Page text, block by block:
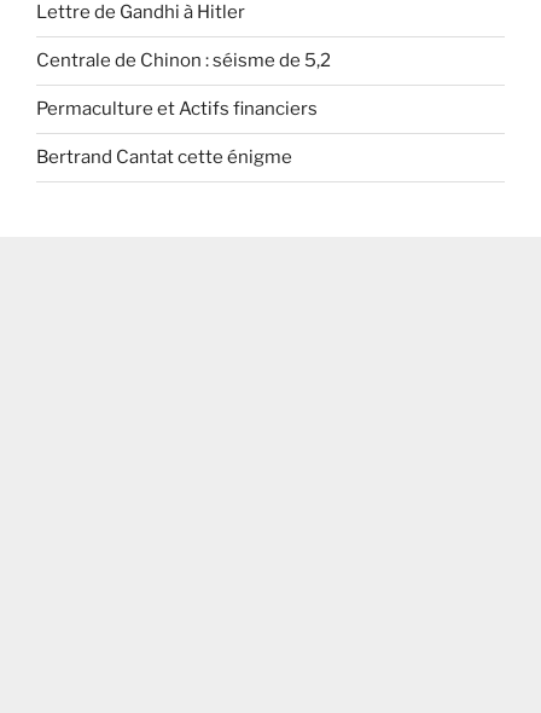
Lettre de Gandhi à Hitler
Centrale de Chinon : séisme de 5,2
Permaculture et Actifs financiers
Bertrand Cantat cette énigme